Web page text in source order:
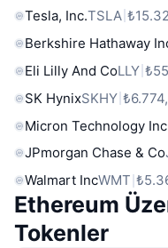
Tesla, Inc.TSLA
Berkshire Hathaway
Eli Lilly And CoLLY
SK HynixSKHY
Micron Technology Inc
JPmorgan Chase & Co
Walmart IncWMT
Ethereum
Tokenler